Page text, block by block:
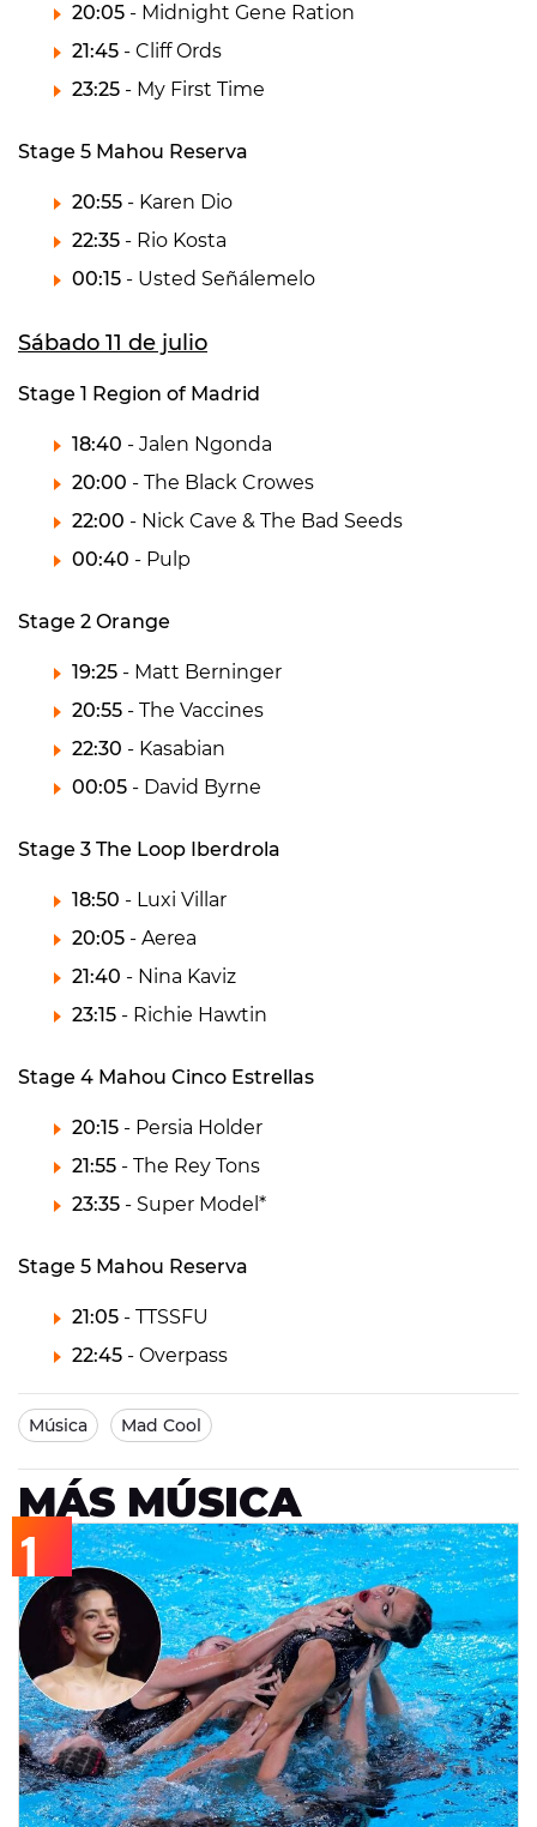
20:05 - Midnight Gene Ration
21:45 - Cliff Ords
23:25 - My First Time
Stage 5 Mahou Reserva
20:55 - Karen Dio
22:35 - Rio Kosta
00:15 - Usted Señálemelo
Sábado 11 de julio
Stage 1 Region of Madrid
18:40 - Jalen Ngonda
20:00 - The Black Crowes
22:00 - Nick Cave & The Bad Seeds
00:40 - Pulp
Stage 2 Orange
19:25 - Matt Berninger
20:55 - The Vaccines
22:30 - Kasabian
00:05 - David Byrne
Stage 3 The Loop Iberdrola
18:50 - Luxi Villar
20:05 - Aerea
21:40 - Nina Kaviz
23:15 - Richie Hawtin
Stage 4 Mahou Cinco Estrellas
20:15 - Persia Holder
21:55 - The Rey Tons
23:35 - Super Model*
Stage 5 Mahou Reserva
21:05 - TTSSFU
22:45 - Overpass
Música Mad Cool
MÁS MÚSICA